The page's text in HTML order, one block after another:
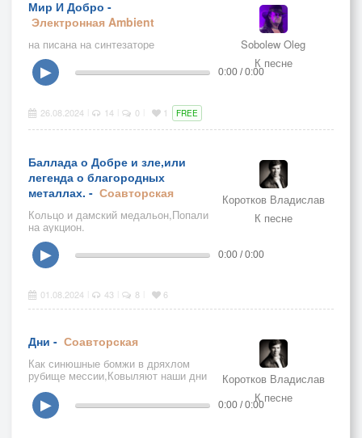
Мир И Добро -
Электронная Ambient
на писана на синтезаторе
Sobolew Oleg
К песне
▶ 0:00 / 0:00
26.08.2024 14 0 1 FREE
Баллада о Добре и зле,или
легенда о благородных
металлах. - Соавторская
Кольцо и дамский медальон,Попали
на аукцион.
Коротков Владислав
К песне
▶ 0:00 / 0:00
01.08.2024 43 8 6
Дни - Соавторская
Как синюшные бомжи в дряхлом
рубище мессии,Ковыляют наши дни
по околицам России.
Коротков Владислав
К песне
▶ 0:00 / 0:00